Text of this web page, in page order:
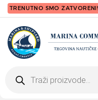
TRENUTNO SMO ZATVORENI!
search